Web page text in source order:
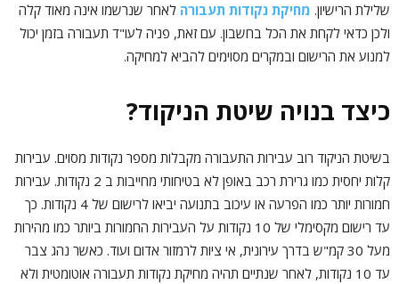
שלילת הרישיון. מחיקת נקודות תעבורה לאחר שנרשמו אינה מאוד קלה
ולכן כדאי לקחת את הכל בחשבון. עם זאת, פניה לעו"ד תעבורה בזמן יכול
למנוע את הרישום ובמקרים מסוימים להביא למחיקה.
כיצד בנויה שיטת הניקוד?
בשיטת הניקוד רוב עבירות התעבורה מקבלות מספר נקודות מסוים. עבירות
קלות יחסית כמו גרירת רכב באופן לא בטיחותי מחייבות ב 2 נקודות. עבירות
חמורות יותר כמו הפרעה או עיכוב בתנועה יביאו לרישום של 4 נקודות. כך
עד רישום מקסימלי של 10 נקודות על העבירות החמורות ביותר כמו מהירות
מעל 30 קמ"ש בדרך עירונית, אי ציות לרמזור אדום ועוד. כאשר נהג צבר
עד 10 נקודות, לאחר שנתיים תהיה מחיקת נקודות תעבורה אוטומטית ולא